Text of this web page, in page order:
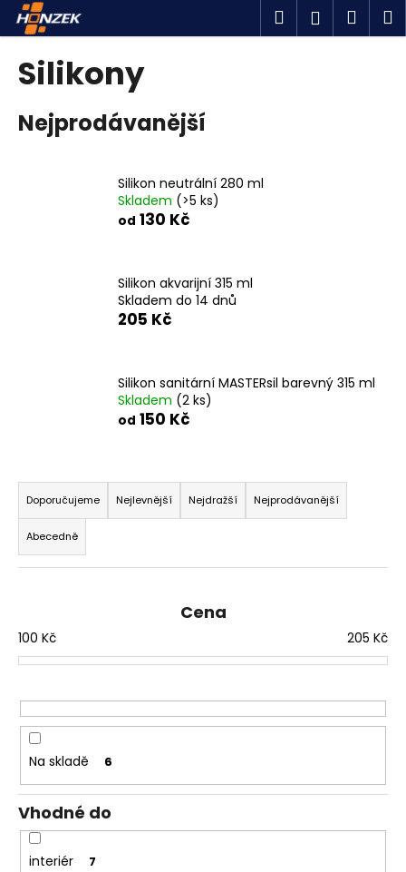
Přejít
obsah
Hledat
Silikony
Nejprodávanější
Silikon neutrální 280 ml
Skladem (>5 ks)
od 130 Kč
Silikon akvarijní 315 ml
Skladem do 14 dnů
205 Kč
Silikon sanitární MASTERsil barevný 315 ml
Skladem (2 ks)
od 150 Kč
Ř
a
z
e
n
r
o
u
k
ů
Doporučujeme Nejlevnější Nejdražší Nejprodávanější
Abecedně
Cena
100 Kč 205 Kč
Na skladě 6
Vhodné do
interiér 7
o
o
í
t
?
HLEDAT
D
o
p
o
u
č
u